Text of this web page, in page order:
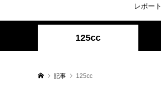
レポート
125cc
記事 125cc